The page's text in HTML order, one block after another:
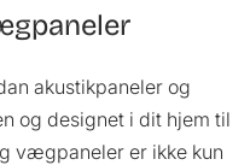
akustikpaneler og
og designet i dit hjem til
vægpaneler er ikke kun